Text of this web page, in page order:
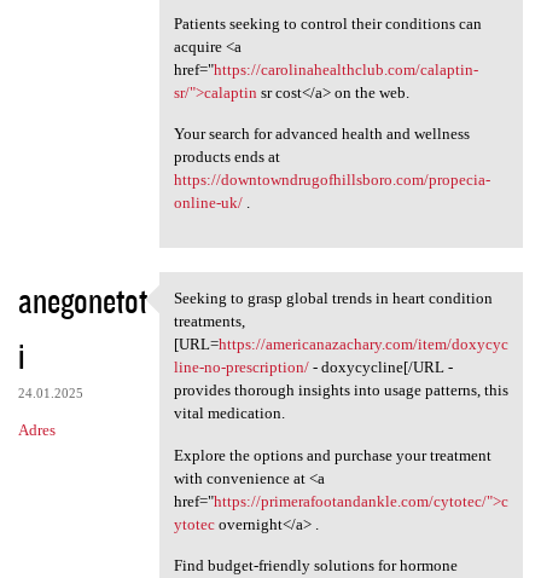
Patients seeking to control their conditions can
acquire <a
href="https://carolinahealthclub.com/calaptin-
sr/">calaptin sr cost</a> on the web.
Your search for advanced health and wellness
products ends at
https://downtowndrugofhillsboro.com/propecia-
online-uk/.
anegonetot
i
24.01.2025
Adres
Seeking to grasp global
Seeking to grasp global trends in heart condition
treatments,
[URL=https://americanazachary.com/item/doxycyc
line-no-prescription/- doxycycline[/URL -
provides thorough insights into usage patterns, this
vital medication.
Explore the options and purchase your treatment
with convenience at <a
href="https://primerafootandankle.com/cytotec/">c
ytotecovernight</a> .
Find budget-friendly solutions for hormone